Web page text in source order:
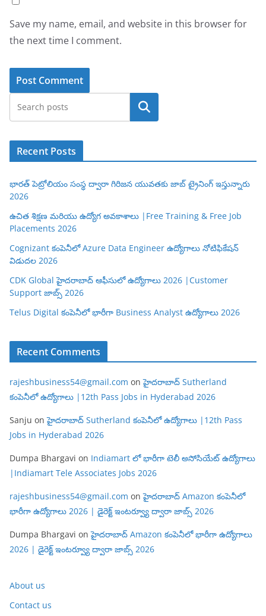
Save my name, email, and website in this browser for
the next time I comment.
Search
Recent Posts
భారత్ పెట్రోలియం సంస్థ ద్వారా గిరిజన యువతకు జాబ్ ట్రైనింగ్ ఇస్తున్నారు
2026
ఉచిత శిక్షణ మరియు ఉద్యోగ అవకాశాలు |Free Training & Free Job
Placements 2026
Cognizant కంపెనీలో Azure Data Engineer ఉద్యోగాలు నోటిఫికేషన్
విడుదల 2026
CDK Global హైదరాబాద్ ఆఫీసులో ఉద్యోగాలు 2026 |Customer
Support జాబ్స్ 2026
Telus Digital కంపెనీలో భారీగా Business Analyst ఉద్యోగాలు 2026
Recent Comments
rajeshbusiness54@gmail.com onహైదరాబాద్ Sutherland
కంపెనీలో ఉద్యోగాలు |12th Pass Jobs in Hyderabad 2026
Sanju onహైదరాబాద్ Sutherland కంపెనీలో ఉద్యోగాలు |12th Pass
Jobs in Hyderabad 2026
Dumpa Bhargavi on Indiamart లో భారీగా టెలీ అసోసియేట్ ఉద్యోగాలు
|Indiamart Tele Associates Jobs 2026
rajeshbusiness54@gmail.com onహైదరాబాద్ Amazon కంపెనీలో
భారీగా ఉద్యోగాలు 2026 | డైరెక్ట్ ఇంటర్వ్యూ ద్వారా జాబ్స్ 2026
Dumpa Bhargavi onహైదరాబాద్ Amazon కంపెనీలో భారీగా ఉద్యోగాలు
2026 | డైరెక్ట్ ఇంటర్వ్యూ ద్వారా జాబ్స్ 2026
About us
Contact us